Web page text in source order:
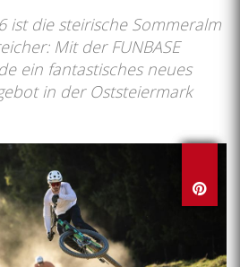
ist die steirische Sommeralm
Mit der FUNBASE
ein fantastisches neues
in der Oststeiermark